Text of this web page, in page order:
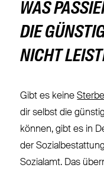
WAS
DIE
NICHT
Gibt es keine
dir selbst die
können, gibt es in
der
Sozialamt. Das